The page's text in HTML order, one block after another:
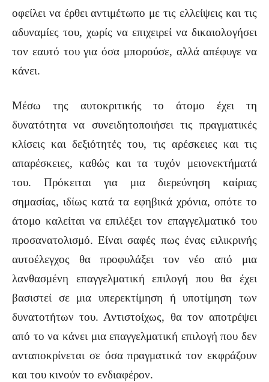
οφείλει να έρθει αντιμέτωπο με τις ελλείψεις και τις
αδυναμίες του, χωρίς να επιχειρεί να δικαιολογήσει
τον εαυτό του για όσα μπορούσε, αλλά απέφυγε να
κάνει.
Μέσω της αυτοκριτικής το άτομο έχει τη
δυνατότητα να συνειδητοποιήσει τις πραγματικές
κλίσεις και δεξιότητές του, τις αρέσκειες και τις
απαρέσκειες, καθώς και τα τυχόν μειονεκτήματά
του. Πρόκειται για μια διερεύνηση καίριας
σημασίας, ιδίως κατά τα εφηβικά χρόνια, οπότε το
άτομο καλείται να επιλέξει τον επαγγελματικό του
προσανατολισμό. Είναι σαφές πως ένας ειλικρινής
αυτοέλεγχος θα προφυλάξει τον νέο από μια
λανθασμένη επαγγελματική επιλογή που θα έχει
βασιστεί σε μια υπερεκτίμηση ή υποτίμηση των
δυνατοτήτων του. Αντιστοίχως, θα τον αποτρέψει
από το να κάνει μια επαγγελματική επιλογή που δεν
ανταποκρίνεται σε όσα πραγματικά τον εκφράζουν
και του κινούν το ενδιαφέρον.